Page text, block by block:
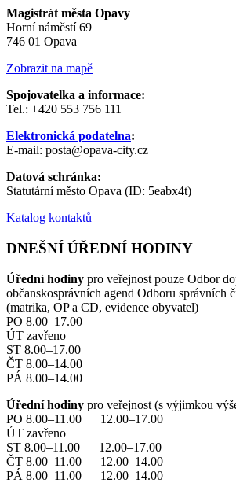
Magistrát města Opavy
Horní náměstí 69
746 01 Opava
Zobrazit na mapě
Spojovatelka a informace:
Tel.: +420 553 756 111
Elektronická podatelna:
E-mail: posta@opava-city.cz
Datová schránka:
Statutární město Opava (ID: 5eabx4t)
Katalog kontaktů
DNEŠNÍ ÚŘEDNÍ HODINY
Úřední hodiny pro veřejnost pouze Odbor
občanskosprávních agend Odboru správních
(matrika, OP a CD, evidence obyvatel)
PO 8.00–17.00
ÚT zavřeno
ST 8.00–17.00
ČT 8.00–14.00
PÁ 8.00–14.00
Úřední hodiny pro veřejnost (s výjimkou
PO 8.00–11.00 12.00–17.00
ÚT zavřeno
ST 8.00–11.00 12.00–17.00
ČT 8.00–11.00 12.00–14.00
PÁ 8.00–11.00 12.00–14.00